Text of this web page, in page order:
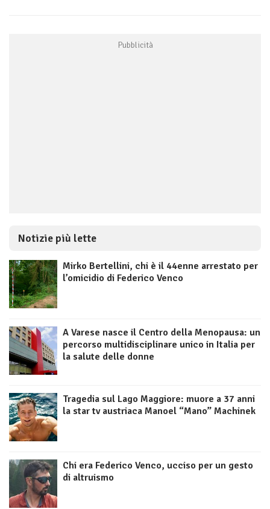
Notizie più lette
Mirko Bertellini, chi è il 44enne arrestato per
l’omicidio di Federico Venco
A Varese nasce il Centro della Menopausa: un
percorso multidisciplinare unico in Italia per
la salute delle donne
Tragedia sul Lago Maggiore: muore a 37 anni
la star tv austriaca Manoel “Mano” Machinek
Chi era Federico Venco, ucciso per un gesto
di altruismo